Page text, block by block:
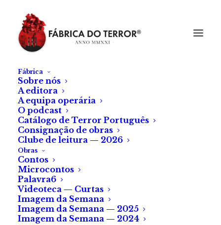
Fábrica
Sobre nós
A editora
A equipa operária
O podcast
Catálogo de Terror Português
Consignação de obras
Clube de leitura — 2026
Obras
Contos
Microcontos
Palavra6
Videoteca — Curtas
Imagem da Semana
Imagem da Semana — 2025
Imagem da Semana — 2024
Brevemente nas
livrarias: Kyo Kara
Zombie vol. 2